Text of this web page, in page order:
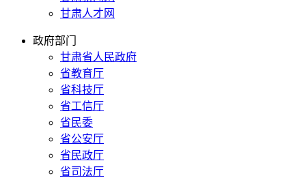
甘肃人才网
政府部门
甘肃省人民政府
省教育厅
省科技厅
省工信厅
省民委
省公安厅
省民政厅
省司法厅